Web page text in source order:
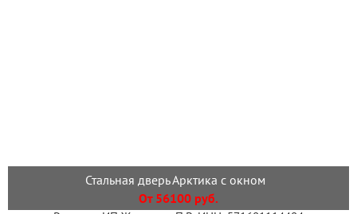
Стальная дверь Арктика с окном
От 56100 руб.